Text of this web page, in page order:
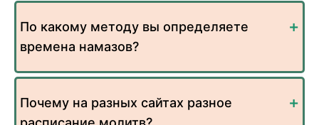
По какому методу вы определяете
времена намазов?
Почему на разных сайтах разное